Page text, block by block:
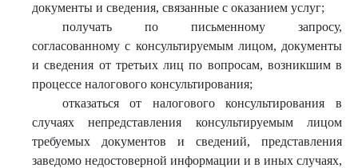
документы и сведения, связанные с оказанием услуг;
получать по письменному запросу,
согласованному с консультируемым лицом, документы
и сведения от третьих лиц по вопросам, возникшим в
процессе налогового консультирования;
отказаться от налогового консультирования в
случаях непредставления консультируемым лицом
требуемых документов и сведений, представления
заведомо недостоверной информации и в иных случаях,